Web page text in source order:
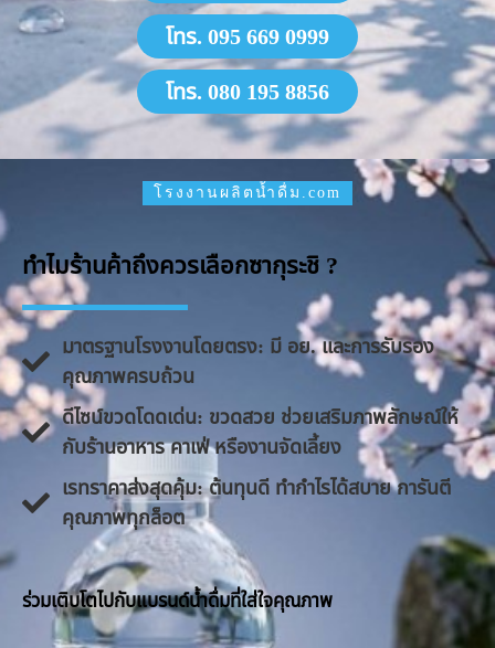
โทร. 095 669 0999
โทร. 080 195 8856
โรงงานผลิตน้ำดื่ม.com
ทำไมร้านค้าถึงควรเลือกซากุระชิ ?
มาตรฐานโรงงานโดยตรง: มี อย. และการรับรอง
คุณภาพครบถ้วน
ดีไซน์ขวดโดดเด่น: ขวดสวย ช่วยเสริมภาพลักษณ์ให้
กับร้านอาหาร คาเฟ่ หรืองานจัดเลี้ยง
​เรทราคาส่งสุดคุ้ม: ต้นทุนดี ทำกำไรได้สบาย การันตี
คุณภาพทุกล็อต
​ร่วมเติบโตไปกับแบรนด์น้ำดื่มที่ใส่ใจคุณภาพ